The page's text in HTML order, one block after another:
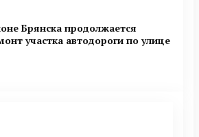
Брянска продолжается
участка автодороги по улице